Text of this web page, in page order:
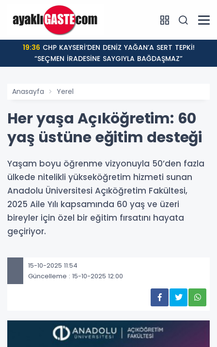
19:36
“SEÇMEN İRADESİNE SAYGIYLA BAĞDAŞMAZ”
Anasayfa Yerel
Her yaşa Açıköğretim: 60
yaş üstüne eğitim desteği
Yaşam boyu öğrenme vizyonuyla 50’den fazla
ülkede nitelikli yükseköğretim hizmeti sunan
Anadolu Üniversitesi Açıköğretim Fakültesi,
2025 Aile Yılı kapsamında 60 yaş ve üzeri
bireyler için özel bir eğitim fırsatını hayata
geçiriyor.
15-10-2025 11:54
Güncelleme : 15-10-2025 12:00